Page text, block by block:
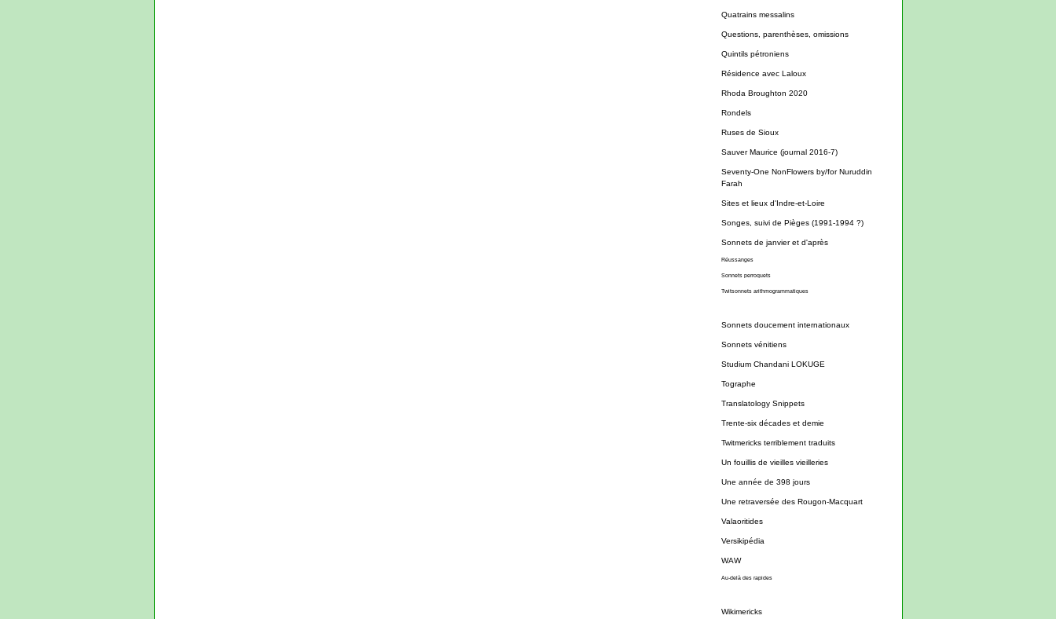
Quatrains messalins
Questions, parenthèses, omissions
Quintils pétroniens
Résidence avec Laloux
Rhoda Broughton 2020
Rondels
Ruses de Sioux
Sauver Maurice (journal 2016-7)
Seventy-One NonFlowers by/for Nuruddin
Farah
Sites et lieux d'Indre-et-Loire
Songes, suivi de Pièges (1991-1994 ?)
Sonnets de janvier et d'après
Réussanges
Sonnets perroquets
Twitsonnets arithmogrammatiques
Sonnets doucement internationaux
Sonnets vénitiens
Studium Chandani LOKUGE
Tographe
Translatology Snippets
Trente-six décades et demie
Twitmericks terriblement traduits
Un fouillis de vieilles vieilleries
Une année de 398 jours
Une retraversée des Rougon-Macquart
Valaoritides
Versikipédia
WAW
Au-delà des rapides
Wikimericks